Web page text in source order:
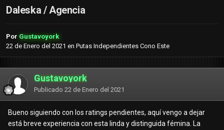
Daleska / Agencia
Por Gustavoyork
22 de Enero del 2021 en Putas Independientes Cono Este
Gustavoyork
Publicado 22 de Enero del 2021
Bueno siguiendo con los ratings pendientes, aquí vengo a dejar
está breve experiencia con esta linda y distinguida fémina. La